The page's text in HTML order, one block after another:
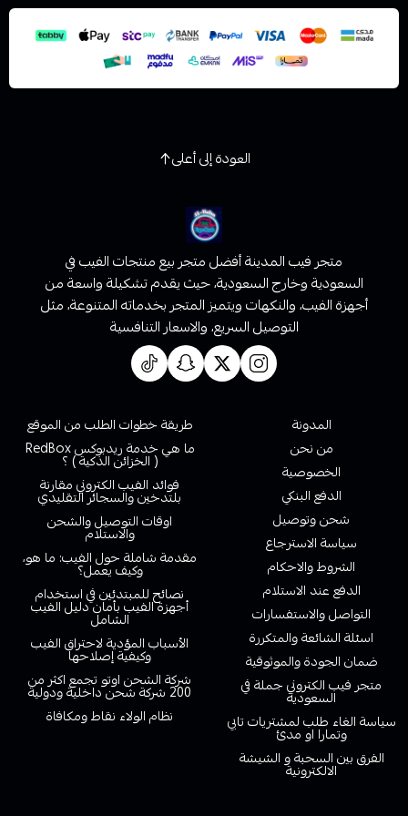
العودة إلى أعلى
متجر فيب المدينة أفضل متجر بيع منتجات الفيب في
السعودية وخارج السعودية، حيث يقدم تشكيلة واسعة من
أجهزة الفيب، والنكهات ويتميز المتجر بخدماته المتنوعة، مثل
التوصيل السريع، والاسعار التنافسية
المدونة
من نحن
الخصوصية
الدفع البنكي
شحن وتوصيل
سياسة الاسترجاع
الشروط والاحكام
الدفع عند الاستلام
التواصل والاستفسارات
اسئلة الشائعة والمتكررة
ضمان الجودة والموثوقية
متجر فيب الكتروني جملة في
السعودية
سياسة الغاء طلب لمشتريات تابي
وتمارا او مدئ
الفرق بين السحبة و الشيشة
الالكترونية
طريقة خطوات الطلب من الموقع
ما هي خدمة ريدبوكس RedBox
( الخزائن الذكية ) ؟
فوائد الفيب الكتروني مقارنة
بلتدخين والسجائر التقليدي
اوقات التوصيل والشحن
والاستلام
مقدمة شاملة حول الفيب: ما هو،
وكيف يعمل؟
نصائح للمبتدئين في استخدام
أجهزة الفيب بأمان دليل الفيب
الشامل
الأسباب المؤدية لاحتراق الفيب
وكيفية إصلاحها
شركة الشحن اوتو تجمع اكثر من
200 شركة شحن داخلية ودولية
نظام الولاء نقاط ومكافاة